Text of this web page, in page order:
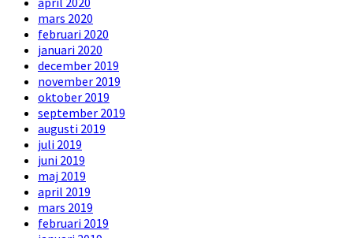
mars 2020
februari 2020
januari 2020
december 2019
november 2019
oktober 2019
september 2019
augusti 2019
juli 2019
juni 2019
maj 2019
april 2019
mars 2019
februari 2019